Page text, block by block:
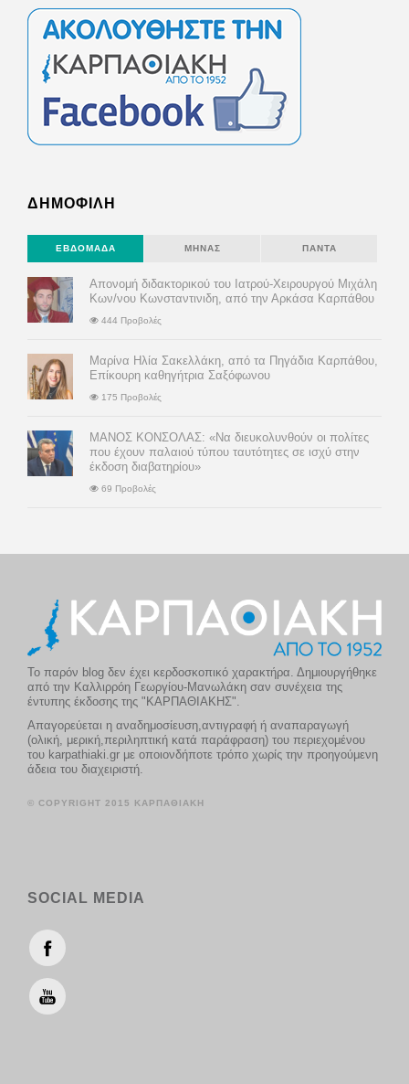
ΔΗΜΟΦΙΛΗ
ΕΒΔΟΜΆΔΑ ΜΉΝΑΣ ΠΆΝΤΑ
Απονομή διδακτορικού του Ιατρού-Χειρουργού Μιχάλη
Κων/νου Κωνσταντινιδη, από την Αρκάσα Καρπάθου
444 Προβολές
Μαρίνα Ηλία Σακελλάκη, από τα Πηγάδια Καρπάθου,
Επίκουρη καθηγήτρια Σαξόφωνου
175 Προβολές
ΜΑΝΟΣ ΚΟΝΣΟΛΑΣ: «Να διευκολυνθούν οι πολίτες
που έχουν παλαιού τύπου ταυτότητες σε ισχύ στην
έκδοση διαβατηρίου»
69 Προβολές
Το παρόν blog δεν έχει κερδοσκοπικό χαρακτήρα. Δημιουργήθηκε
από την Καλλιρρόη Γεωργίου-Μανωλάκη σαν συνέχεια της
έντυπης έκδοσης της "ΚΑΡΠΑΘΙΑΚΗΣ".
Απαγορεύεται η αναδημοσίευση,αντιγραφή ή αναπαραγωγή
(ολική, μερική,περιληπτική κατά παράφραση) του περιεχομένου
του karpathiaki.gr με οποιονδήποτε τρόπο χωρίς την προηγούμενη
άδεια του διαχειριστή.
© COPYRIGHT 2015 ΚΑΡΠΑΘΙΑΚΗ
SOCIAL MEDIA